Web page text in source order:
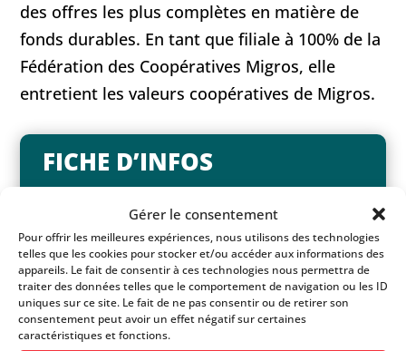
Gérer le consentement
Pour offrir les meilleures expériences, nous utilisons des technologies
telles que les cookies pour stocker et/ou accéder aux informations des
appareils. Le fait de consentir à ces technologies nous permettra de
traiter des données telles que le comportement de navigation ou les ID
uniques sur ce site. Le fait de ne pas consentir ou de retirer son
consentement peut avoir un effet négatif sur certaines
caractéristiques et fonctions.
des offres les plus complètes en matière de
fonds durables. En tant que filiale à 100% de la
Fédération des Coopératives Migros, elle
entretient les valeurs coopératives de Migros.
FICHE D’INFOS
Site web
084 884 54 00
Facebook